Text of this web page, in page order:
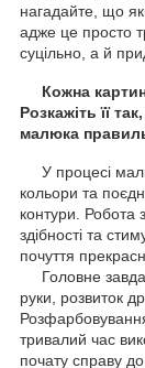
У процесі
кольори та
контури. Робота
здібності та
почуття
Головне
руки, розвиток
тривалий час
почату справу
нагадайте, що
адже це просто
суцільно, а й
Кожна
Розкажіть її
малюка